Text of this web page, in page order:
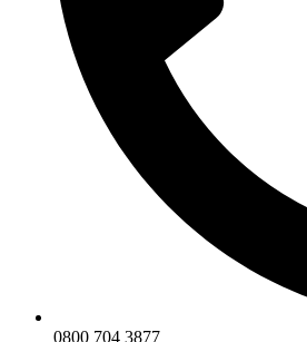
0800 704 3877